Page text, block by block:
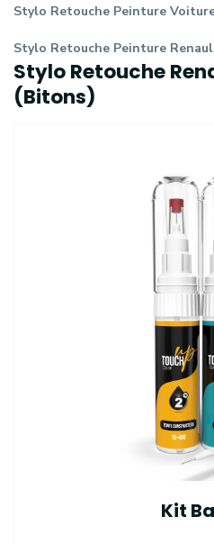
Stylo Retouche Peinture
Stylo Retouche Peinture
Stylo Retouche
(Bitons)
Kit